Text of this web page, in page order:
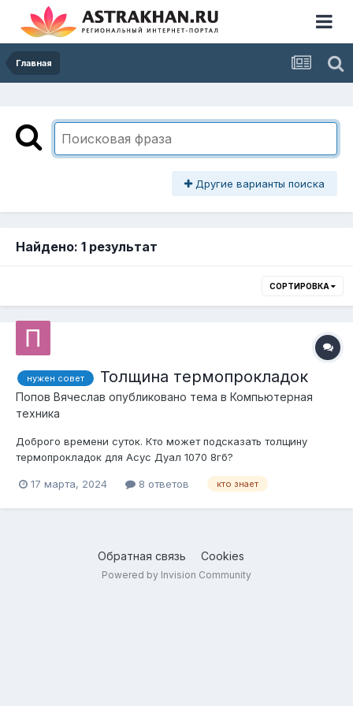
Главная
Другие варианты поиска
Найдено: 1 результат
СОРТИРОВКА
нужен совет Толщина термопрокладок
Попов Вячеслав опубликовано тема в Компьютерная
техника
Доброго времени суток. Кто может подсказать толщину
термопрокладок для Асус Дуал 1070 8гб?
17 марта, 2024 8 ответов кто знает
Обратная связь Cookies
Powered by Invision Community